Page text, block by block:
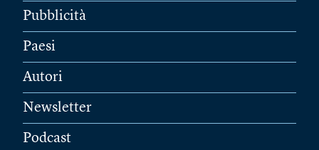
Pubblicità
Paesi
Autori
Newsletter
Podcast